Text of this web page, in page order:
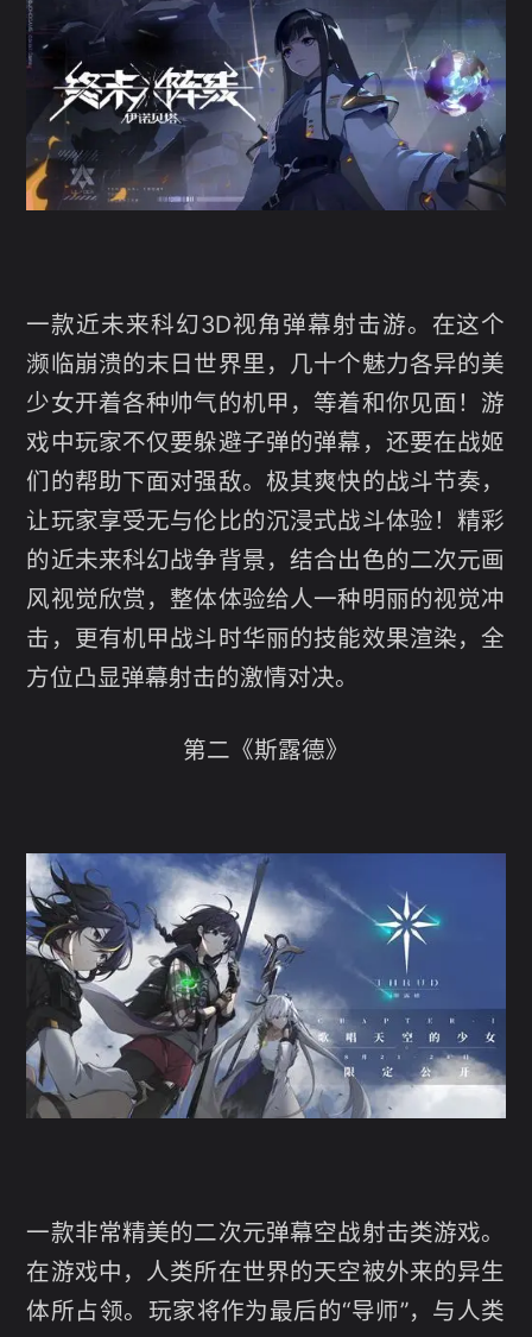
一款近未来科幻3D视角弹幕射击游。在这个
濒临崩溃的末日世界里，几十个魅力各异的美
少女开着各种帅气的机甲，等着和你见面！游
戏中玩家不仅要躲避子弹的弹幕，还要在战姬
们的帮助下面对强敌。极其爽快的战斗节奏，
让玩家享受无与伦比的沉浸式战斗体验！精彩
的近未来科幻战争背景，结合出色的二次元画
风视觉欣赏，整体体验给人一种明丽的视觉冲
击，更有机甲战斗时华丽的技能效果渲染，全
方位凸显弹幕射击的激情对决。
第二《斯露德》
一款非常精美的二次元弹幕空战射击类游戏。
在游戏中，人类所在世界的天空被外来的异生
体所占领。玩家将作为最后的“导师”，与人类